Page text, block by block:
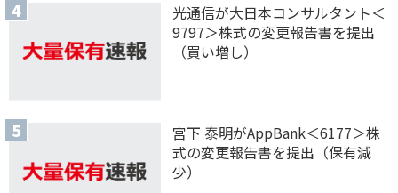
光通信が大日本コンサルタント＜
9797＞株式の変更報告書を提出
（買い増し）
宮下 泰明がAppBank＜6177＞株
式の変更報告書を提出（保有減
少）